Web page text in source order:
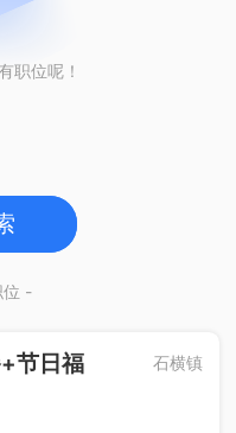
职位呢！
位 -
节日福
石横镇